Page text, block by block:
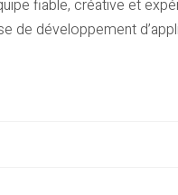
fiable, créative et
de développement